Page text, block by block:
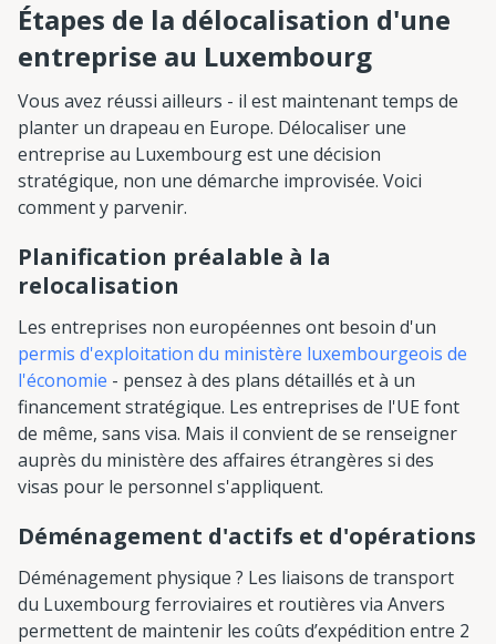
Étapes de la délocalisation d'une
entreprise au Luxembourg
Vous avez réussi ailleurs - il est maintenant temps de
planter un drapeau en Europe. Délocaliser une
entreprise au Luxembourg est une décision
stratégique, non une démarche improvisée. Voici
comment y parvenir.
Planification préalable à la
relocalisation
Les entreprises non européennes ont besoin d'un
permis d'exploitation du ministère luxembourgeois de
l'économie - pensez à des plans détaillés et à un
financement stratégique. Les entreprises de l'UE font
de même, sans visa. Mais il convient de se renseigner
auprès du ministère des affaires étrangères si des
visas pour le personnel s'appliquent.
Déménagement d'actifs et d'opérations
Déménagement physique ? Les liaisons de transport
du Luxembourg ferroviaires et routières via Anvers
permettent de maintenir les coûts d’expédition entre 2